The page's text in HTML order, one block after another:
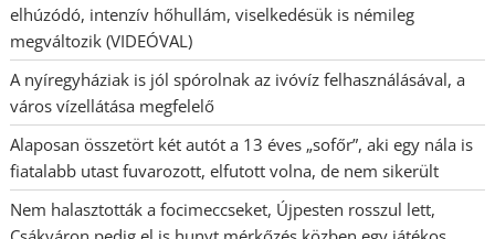
elhúzódó, intenzív hőhullám, viselkedésük is némileg
megváltozik (VIDEÓVAL)
A nyíregyháziak is jól spórolnak az ivóvíz felhasználásával, a
város vízellátása megfelelő
Alaposan összetört két autót a 13 éves „sofőr”, aki egy nála is
fiatalabb utast fuvarozott, elfutott volna, de nem sikerült
Nem halasztották a focimeccseket, Újpesten rosszul lett,